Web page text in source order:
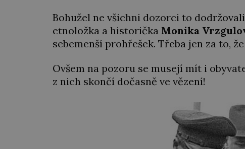
Bohužel ne všichni dozorci to
etnoložka a historička Monika
sebemenší prohřešek. Třeba jen za to,
Ovšem na pozoru se musejí mít i
z nich skončí dočasně ve vězení!